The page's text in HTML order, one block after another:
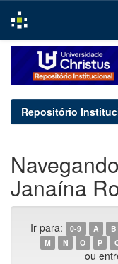
navigation
Repositório
Janaína
Ir para: 0-9 A B
M
N O P
ou